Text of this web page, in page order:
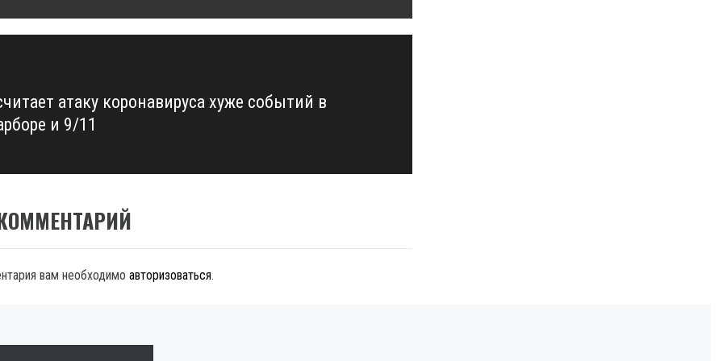
атаку коронавируса хуже событий в
и 9/11
вам необходимо авторизоваться.